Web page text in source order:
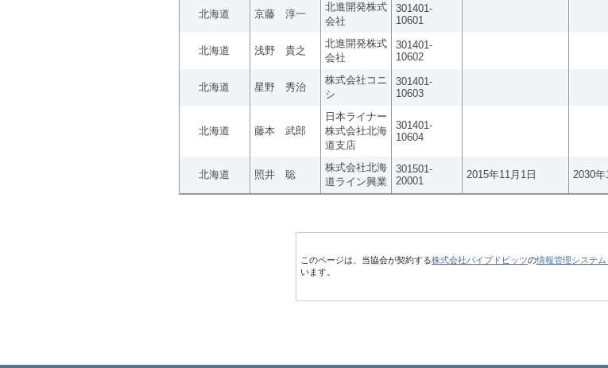
北海道 京藤 淳一
北進開発株式
会社
301401-
10601
北海道 浅野 貴之
北進開発株式
会社
301401-
10602
北海道 星野 秀治
株式会社コニ
シ
301401-
10603
北海道 藤本 武郎
日本ライナー
株式会社北海
道支店
301401-
10604
北海道 照井 聡
株式会社北海
道ライン興業
301501-
20001
2015年11月1日 2030年
このページは、当協会が契約する株式会社パイプドビッツの情報管理システム
います。